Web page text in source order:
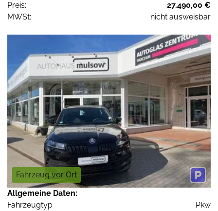
Preis:
27.490,00 €
MWSt:
nicht ausweisbar
Fahrzeug vor Ort
Allgemeine Daten:
Fahrzeugtyp
Pkw